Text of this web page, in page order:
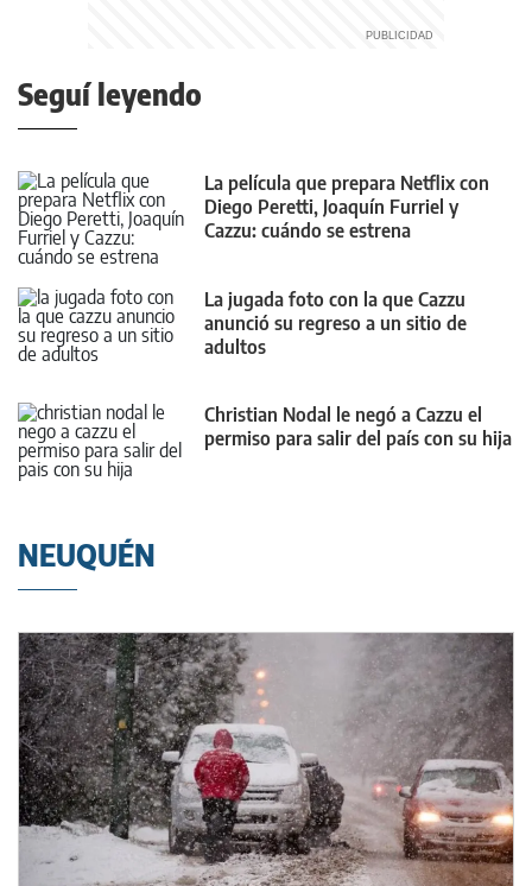
Seguí leyendo
La película que prepara Netflix con
Diego Peretti, Joaquín Furriel y
Cazzu: cuándo se estrena
La jugada foto con la que Cazzu
anunció su regreso a un sitio de
adultos
Christian Nodal le negó a Cazzu el
permiso para salir del país con su hija
NEUQUÉN